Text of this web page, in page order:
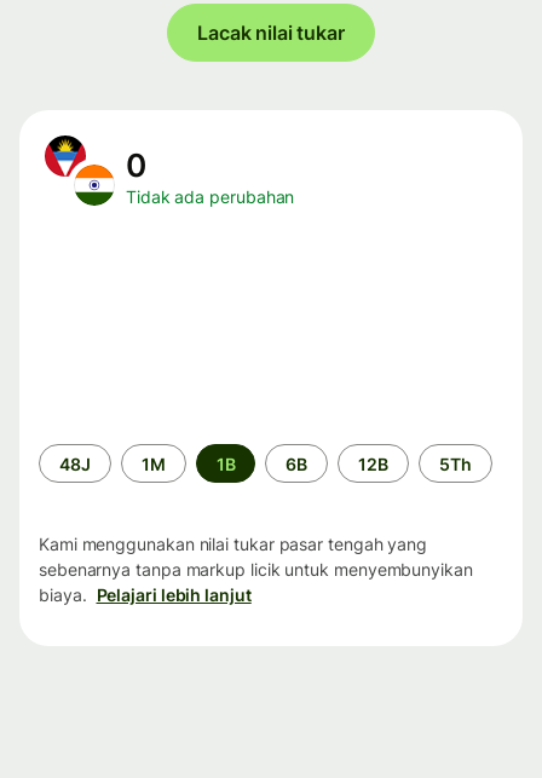
Lacak nilai tukar
0
Tidak ada perubahan
Periode
waktu
48J 1M 1B 6B 12B 5Th
Kami menggunakan nilai tukar pasar tengah yang
sebenarnya tanpa markup licik untuk menyembunyikan
biaya. Pelajari lebih lanjut